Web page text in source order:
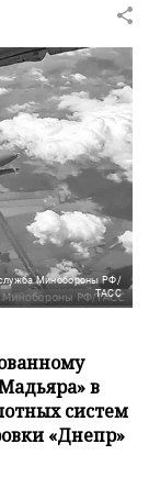
Минобороны РФ/
ТАСС
в
систем
«Днепр»